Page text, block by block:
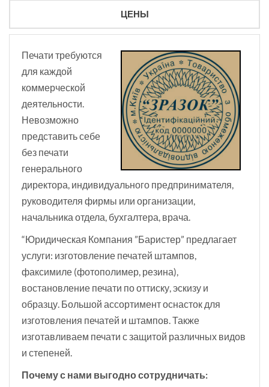
ЦЕНЫ
Печати требуются
для каждой
коммерческой
деятельности.
Невозможно
представить себе
без печати
генерального
директора, индивидуального предпринимателя,
руководителя фирмы или организации,
начальника отдела, бухгалтера, врача.
“Юридическая Компания ”Баристер” предлагает
услуги: изготовление печатей штампов,
факсимиле (фотополимер, резина),
востановление печати по оттиску, эскизу и
образцу. Большой ассортимент оснасток для
изготовления печатей и штампов. Также
изготавливаем печати с защитой различных видов
и степеней.
Почему с нами выгодно сотрудничать: